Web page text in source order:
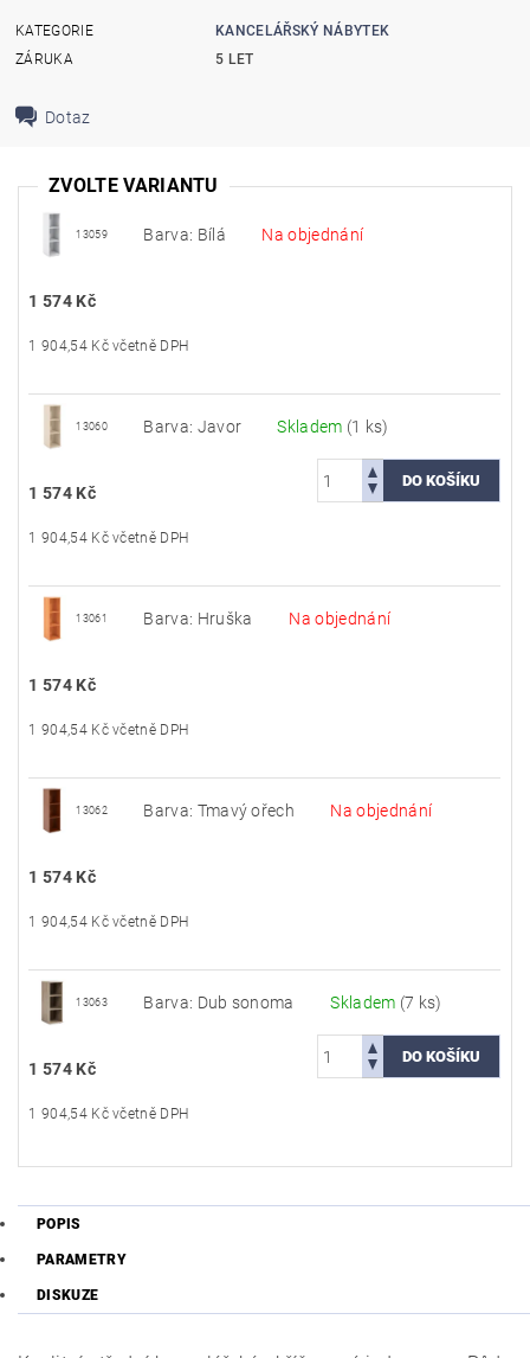
KATEGORIE
KANCELÁŘSKÝ NÁBYTEK
ZÁRUKA
5 LET
Dotaz
ZVOLTE VARIANTU
13059 Barva: Bílá Na objednání
1 574 Kč
1 904,54 Kč včetně DPH
13060 Barva: Javor Skladem (1 ks)
1 574 Kč
1 904,54 Kč včetně DPH
13061 Barva: Hruška Na objednání
1 574 Kč
1 904,54 Kč včetně DPH
13062 Barva: Tmavý ořech Na objednání
1 574 Kč
1 904,54 Kč včetně DPH
13063 Barva: Dub sonoma Skladem (7 ks)
1 574 Kč
1 904,54 Kč včetně DPH
POPIS
PARAMETRY
DISKUZE